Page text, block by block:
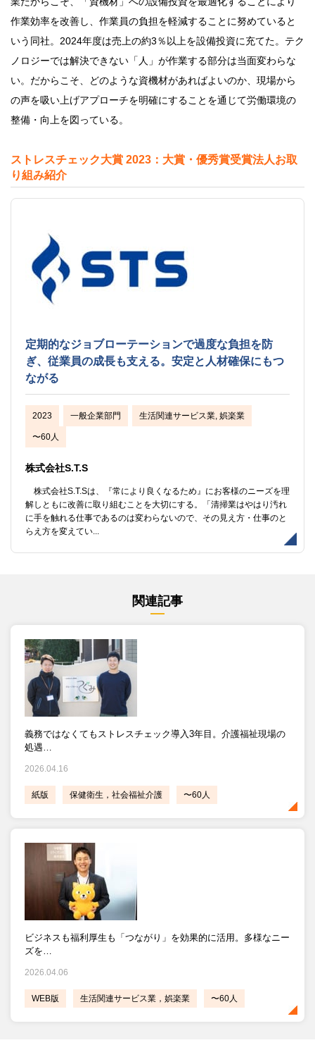
作業効率を改善し、作業員の負担を軽減することに努めていると
いう同社。2024年度は売上の約3％以上を設備投資に充てた。テク
ノロジーでは解決できない「人」が作業する部分は当面変わらな
い。だからこそ、どのような資機材があればよいのか、現場から
の声を吸い上げアプローチを明確にすることを通じて労働環境の
整備・向上を図っている。
ストレスチェック大賞 2023：大賞・優秀賞受賞法人お取
り組み紹介
定期的なジョブローテーションで過度な負担を防
ぎ、従業員の成長も支える。安定と人材確保にもつ
ながる
2023 一般企業部門 生活関連サービス業, 娯楽業
〜60人
株式会社S.T.S
株式会社S.T.Sは、『常により良くなるため』にお客様のニーズを理
解しともに改善に取り組むことを大切にする。「清掃業はやはり汚れ
に手を触れる仕事であるのは変わらないので、その見え方・仕事のと
らえ方を変えてい...
関連記事
義務ではなくてもストレスチェック導入3年目。介護福祉現場の
処遇…
2026.04.16
紙版 保健衛生，社会福祉介護 〜60人
ビジネスも福利厚生も「つながり」を効果的に活用。多様なニー
ズを…
2026.04.06
WEB版 生活関連サービス業，娯楽業 〜60人